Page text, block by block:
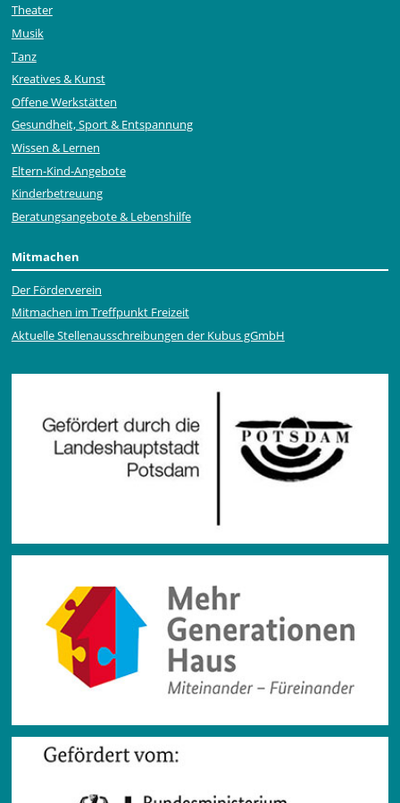
Theater
Musik
Tanz
Kreatives & Kunst
Offene Werkstätten
Gesundheit, Sport & Entspannung
Wissen & Lernen
Eltern-Kind-Angebote
Kinderbetreuung
Beratungsangebote & Lebenshilfe
Mitmachen
Der Förderverein
Mitmachen im Treffpunkt Freizeit
Aktuelle Stellen­ausschrei­bungen der Kubus gGmbH